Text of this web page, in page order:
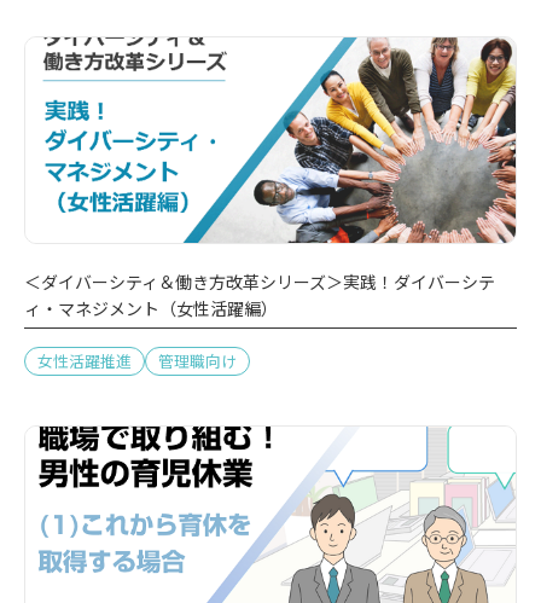
＜ダイバーシティ＆働き方改革シリーズ＞実践！ダイバーシテ
ィ・マネジメント（女性活躍編）
女性活躍推進 管理職向け